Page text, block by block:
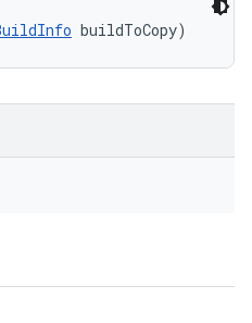
buildToCopy)